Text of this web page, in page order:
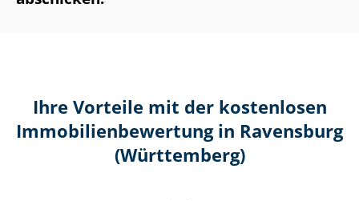
Ihre Vorteile mit der kostenlosen
Im­mo­bi­li­en­be­wer­tung in Ravensburg
(Württemberg)